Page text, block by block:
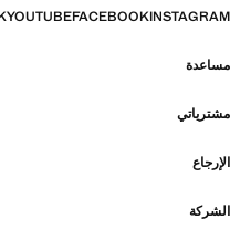
INSTAGRAM
FACEBOOK
YOUTUBE
مساعدة
مشترياتي
الإرجاع
الشركة